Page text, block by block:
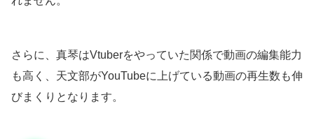
さらに、真琴はVtuberをやっていた関係で動画の編集能力
も高く、天文部がYouTubeに上げている動画の再生数も伸
びまくりとなります。